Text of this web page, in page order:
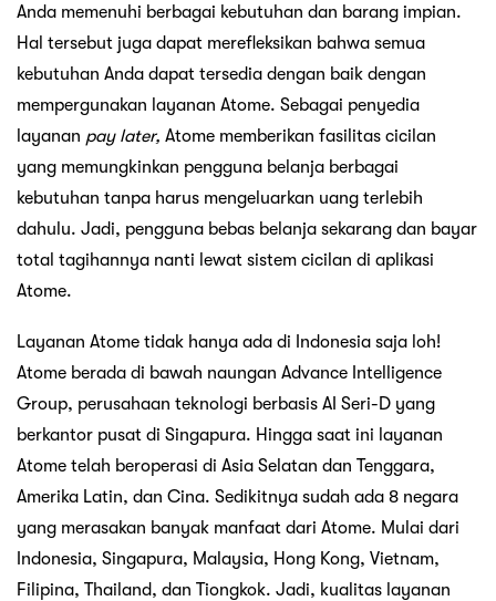
Anda memenuhi berbagai kebutuhan dan barang impian.
Hal tersebut juga dapat merefleksikan bahwa semua
kebutuhan Anda dapat tersedia dengan baik dengan
mempergunakan layanan Atome. Sebagai penyedia
layanan pay later, Atome memberikan fasilitas cicilan
yang memungkinkan pengguna belanja berbagai
kebutuhan tanpa harus mengeluarkan uang terlebih
dahulu. Jadi, pengguna bebas belanja sekarang dan bayar
total tagihannya nanti lewat sistem cicilan di aplikasi
Atome.
Layanan Atome tidak hanya ada di Indonesia saja loh!
Atome berada di bawah naungan Advance Intelligence
Group, perusahaan teknologi berbasis AI Seri-D yang
berkantor pusat di Singapura. Hingga saat ini layanan
Atome telah beroperasi di Asia Selatan dan Tenggara,
Amerika Latin, dan Cina. Sedikitnya sudah ada 8 negara
yang merasakan banyak manfaat dari Atome. Mulai dari
Indonesia, Singapura, Malaysia, Hong Kong, Vietnam,
Filipina, Thailand, dan Tiongkok. Jadi, kualitas layanan